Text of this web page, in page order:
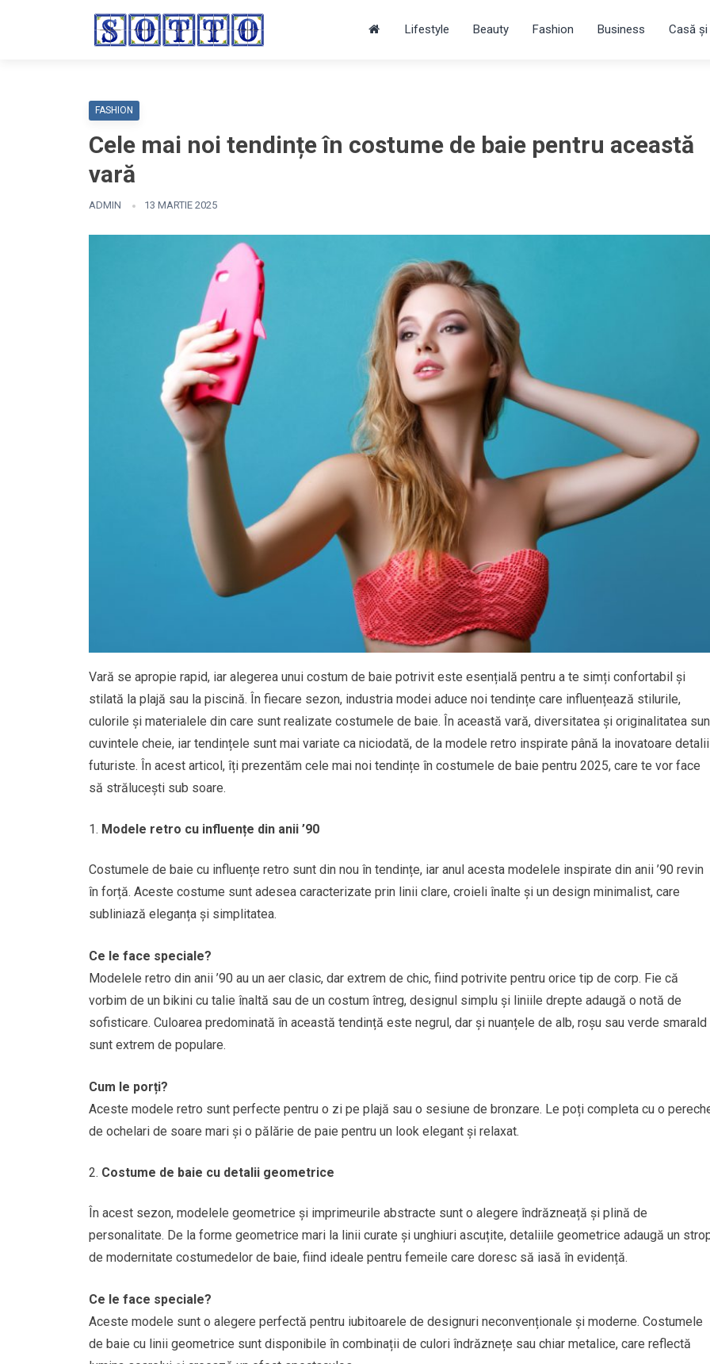
Lifestyle Beauty Fashion Business Casă și
FASHION
Cele mai noi tendințe în costume de baie pentru această
vară
ADMIN 13 MARTIE 2025
Vară se apropie rapid, iar alegerea unui costum de baie potrivit este esențială pentru a te simți confortabil și
stilată la plajă sau la piscină. În fiecare sezon, industria modei aduce noi tendințe care influențează stilurile,
culorile și materialele din care sunt realizate costumele de baie. În această vară, diversitatea și originalitatea
cuvintele cheie, iar tendințele sunt mai variate ca niciodată, de la modele retro inspirate până la inovatoare detalii
futuriste. În acest articol, îți prezentăm cele mai noi tendințe în costumele de baie pentru 2025, care te vor face
să strălucești sub soare.
Modele retro cu influențe din anii ’90
Costumele de baie cu influențe retro sunt din nou în tendințe, iar anul acesta modelele inspirate din anii ’90 revin
în forță. Aceste costume sunt adesea caracterizate prin linii clare, croieli înalte și un design minimalist, care
subliniază eleganța și simplitatea.
Ce le face speciale?
Modelele retro din anii ’90 au un aer clasic, dar extrem de chic, fiind potrivite pentru orice tip de corp. Fie că
vorbim de un bikini cu talie înaltă sau de un costum întreg, designul simplu și liniile drepte adaugă o notă de
sofisticare. Culoarea predominată în această tendință este negrul, dar și nuanțele de alb, roșu sau verde smarald
sunt extrem de populare.
Cum le porți?
Aceste modele retro sunt perfecte pentru o zi pe plajă sau o sesiune de bronzare. Le poți completa cu o
de ochelari de soare mari și o pălărie de paie pentru un look elegant și relaxat.
Costume de baie cu detalii geometrice
În acest sezon, modelele geometrice și imprimeurile abstracte sunt o alegere îndrăzneață și plină de
personalitate. De la forme geometrice mari la linii curate și unghiuri ascuțite, detaliile geometrice adaugă un
de modernitate costumedelor de baie, fiind ideale pentru femeile care doresc să iasă în evidență.
Ce le face speciale?
Aceste modele sunt o alegere perfectă pentru iubitoarele de designuri neconvenționale și moderne. Costumele
de baie cu linii geometrice sunt disponibile în combinații de culori îndrăznețe sau chiar metalice, care reflectă